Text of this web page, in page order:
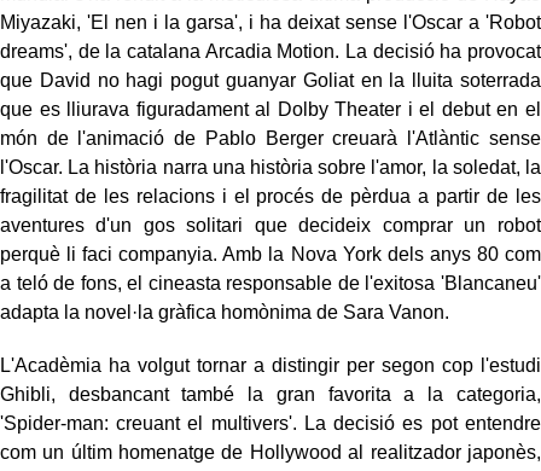
Miyazaki, 'El nen i la garsa', i ha deixat sense l'Oscar a 'Robot
dreams', de la catalana Arcadia Motion. La decisió ha provocat
que David no hagi pogut guanyar Goliat en la lluita soterrada
que es lliurava figuradament al Dolby Theater i el debut en el
món de l'animació de Pablo Berger creuarà l'Atlàntic sense
l'Oscar. La història narra una història sobre l'amor, la soledat, la
fragilitat de les relacions i el procés de pèrdua a partir de les
aventures d'un gos solitari que decideix comprar un robot
perquè li faci companyia. Amb la Nova York dels anys 80 com
a teló de fons, el cineasta responsable de l'exitosa 'Blancaneu'
adapta la novel·la gràfica homònima de Sara Vanon.
L'Acadèmia ha volgut tornar a distingir per segon cop l'estudi
Ghibli, desbancant també la gran favorita a la categoria,
'Spider-man: creuant el multivers'. La decisió es pot entendre
com un últim homenatge de Hollywood al realitzador japonès,